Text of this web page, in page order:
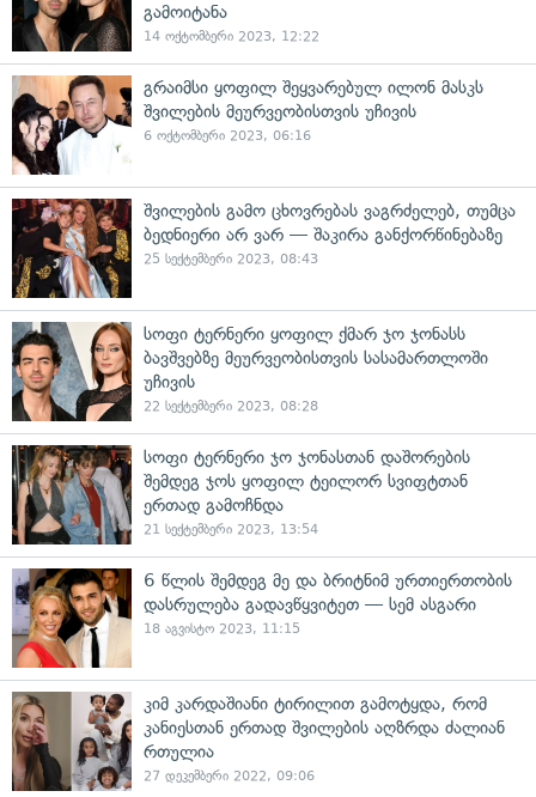
გამოიტანა
14 ოქტომბერი 2023, 12:22
გრაიმსი ყოფილ შეყვარებულ ილონ მასკს
შვილების მეურვეობისთვის უჩივის
6 ოქტომბერი 2023, 06:16
შვილების გამო ცხოვრებას ვაგრძელებ, თუმცა
ბედნიერი არ ვარ — შაკირა განქორწინებაზე
25 სექტემბერი 2023, 08:43
სოფი ტერნერი ყოფილ ქმარ ჯო ჯონასს
ბავშვებზე მეურვეობისთვის სასამართლოში
უჩივის
22 სექტემბერი 2023, 08:28
სოფი ტერნერი ჯო ჯონასთან დაშორების
შემდეგ ჯოს ყოფილ ტეილორ სვიფტთან
ერთად გამოჩნდა
21 სექტემბერი 2023, 13:54
6 წლის შემდეგ მე და ბრიტნიმ ურთიერთობის
დასრულება გადავწყვიტეთ — სემ ასგარი
18 აგვისტო 2023, 11:15
კიმ კარდაშიანი ტირილით გამოტყდა, რომ
კანიესთან ერთად შვილების აღზრდა ძალიან
რთულია
27 დეკემბერი 2022, 09:06